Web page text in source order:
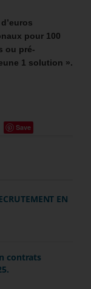
pour 100
ou pré-
1 solution ».
Save
EN
contrats